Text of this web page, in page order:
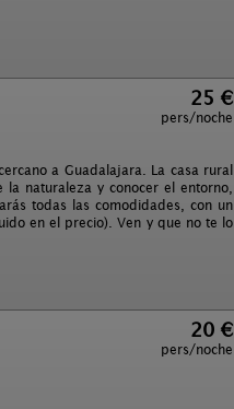
25 €
pers/noche
a Guadalajara. La casa rural
naturaleza y conocer el entorno,
todas las comodidades, con un
en el precio). Ven y que no te lo
20 €
pers/noche